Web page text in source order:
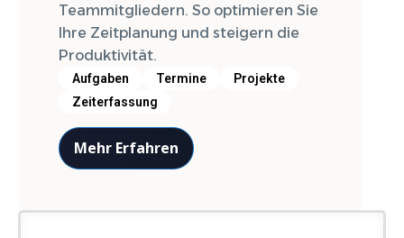
Teammitgliedern. So optimieren Sie
Ihre Zeitplanung und steigern die
Produktivität.
Aufgaben Termine
Projekte
Zeiterfassung
Mehr Erfahren